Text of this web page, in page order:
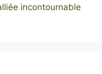
incontournable